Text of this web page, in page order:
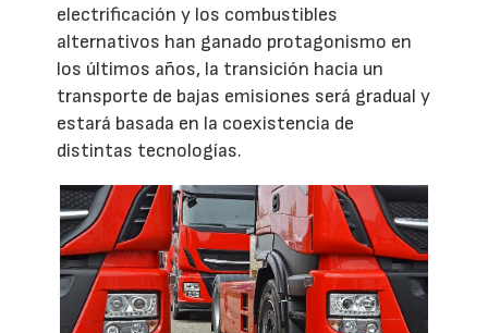
electrificación y los combustibles
alternativos han ganado protagonismo en
los últimos años, la transición hacia un
transporte de bajas emisiones será gradual y
estará basada en la coexistencia de
distintas tecnologías.